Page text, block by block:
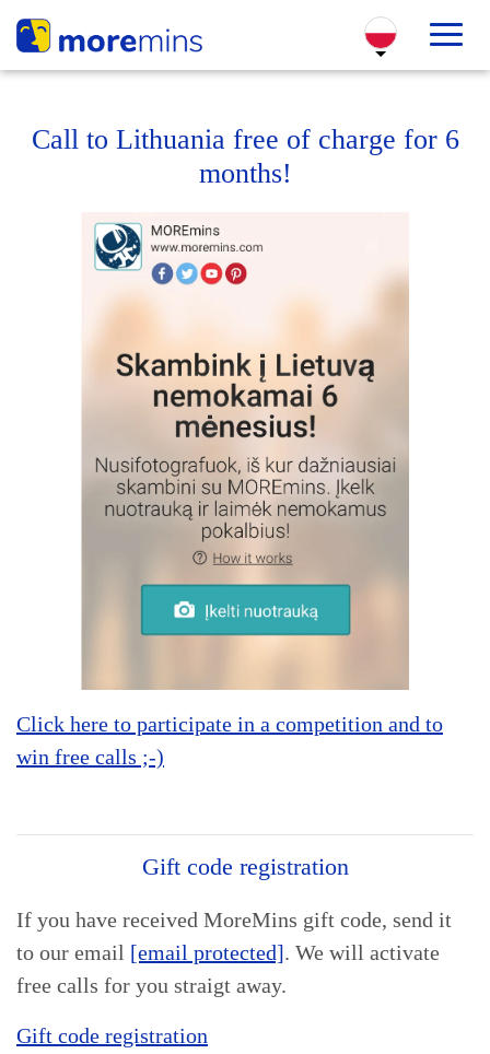
Call to Lithuania free of charge for 6
months!
Click here to participate in a competition and to
win free calls ;-)
Gift code registration
If you have received MoreMins gift code, send it
to our email [email protected]. We will activate
free calls for you straigt away.
Gift code registration